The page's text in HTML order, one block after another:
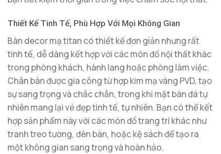
Thiết Kế Tinh Tế, Phù Hợp Với Mọi Không Gian
Bàn decor mạ titan có thiết kế đơn giản nhưng rất
tinh tế, dễ dàng kết hợp với các món đồ nội thất khác
trong phòng khách, hành lang hoặc phòng làm việc.
Chân bàn được gia công từ hợp kim mạ vàng PVD, tạo
sự sang trọng và chắc chắn, trong khi mặt bàn đá tự
nhiên mang lại vẻ đẹp tinh tế, tự nhiên. Bạn có thể kết
hợp sản phẩm này với các món đồ trang trí khác như
tranh treo tường, đèn bàn, hoặc kệ sách để tạo ra
một không gian sang trọng và hoàn hảo.